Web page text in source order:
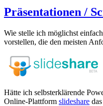
Präsentationen /
Wie stelle ich möglichst
vorstellen, die den meisten
Hätte ich selbsterklärende
Online-Plattform slideshare